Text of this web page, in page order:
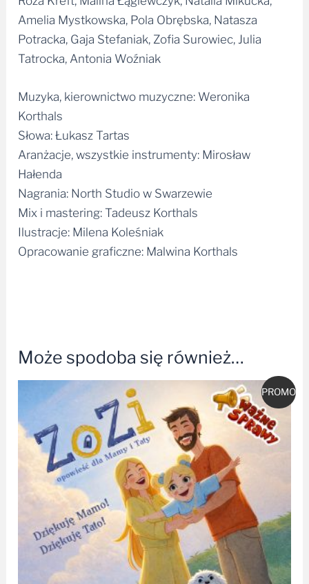
Amelia Mystkowska, Pola Obrębska, Natasza
Potracka, Gaja Stefaniak, Zofia Surowiec, Julia
Tatrocka, Antonia Woźniak
Muzyka, kierownictwo muzyczne: Weronika
Korthals
Słowa: Łukasz Tartas
Aranżacje, wszystkie instrumenty: Mirosław
Hałenda
Nagrania: North Studio w Swarzewie
Mix i mastering: Tadeusz Korthals
Ilustracje: Milena Koleśniak
Opracowanie graficzne: Malwina Korthals
Może spodoba się również…
PROMO
wynosiła:
24,99 zł.
Aktualna
cena
wynosi:
19,99 zł.